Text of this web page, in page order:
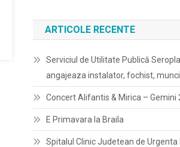
ARTICOLE RECENTE
Serviciul de Utilitate Publică
angajeaza instalator, fochist,
Concert Alifantis & Mirica – Gemini
E Primavara la Braila
Spitalul Clinic Judetean de Urgenta